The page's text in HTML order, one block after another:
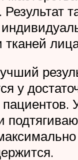
Результат
тканей
у